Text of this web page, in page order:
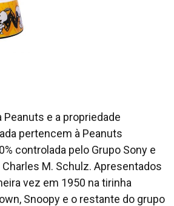
e a propriedade
pertencem à Peanuts
controlada pelo Grupo Sony e
M. Schulz. Apresentados
vez em 1950 na tirinha
Snoopy e o restante do grupo